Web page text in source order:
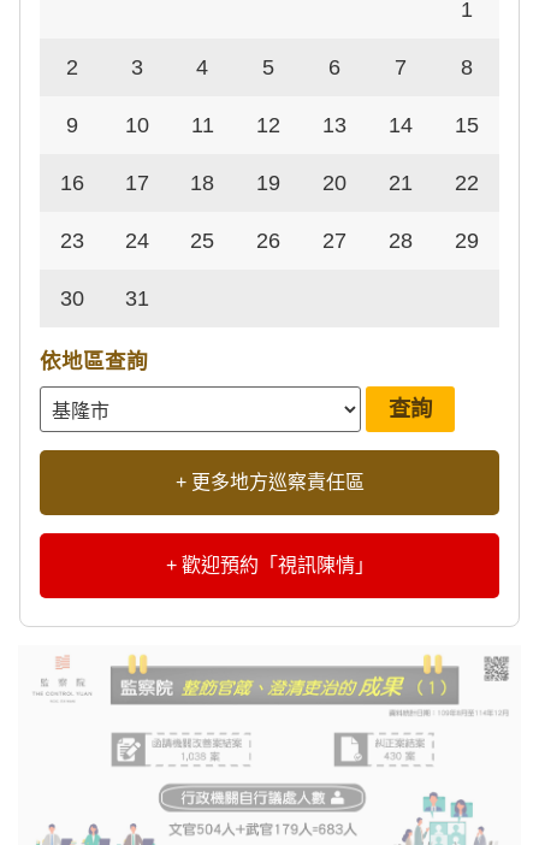
1
2 3 4 5 6 7 8
9 10 11 12 13 14 15
16 17 18 19 20 21 22
23 24 25 26 27 28 29
30 31
依地區查詢
+ 更多地方巡察責任區
+ 歡迎預約「視訊陳情」